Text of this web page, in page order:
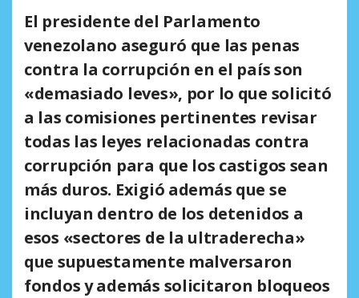
El presidente del Parlamento
venezolano aseguró que las penas
contra la corrupción en el país son
«demasiado leves», por lo que solicitó
a las comisiones pertinentes revisar
todas las leyes relacionadas contra
corrupción para que los castigos sean
más duros. Exigió además que se
incluyan dentro de los detenidos a
esos «sectores de la ultraderecha»
que supuestamente malversaron
fondos y además solicitaron bloqueos